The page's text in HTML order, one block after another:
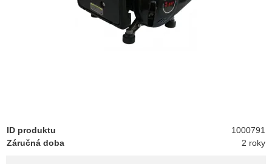
ID produktu
1000791
Záručná doba
2 roky